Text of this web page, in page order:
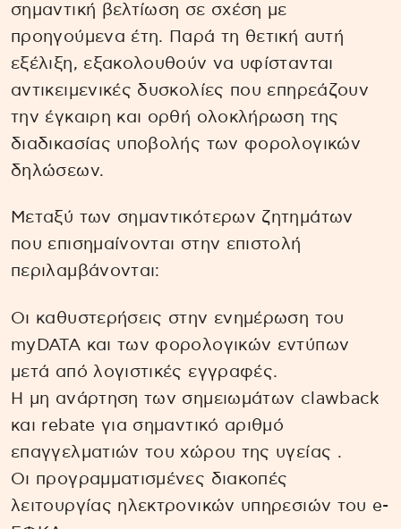
σημαντική βελτίωση σε σχέση με
προηγούμενα έτη. Παρά τη θετική αυτή
εξέλιξη, εξακολουθούν να υφίστανται
αντικειμενικές δυσκολίες που επηρεάζουν
την έγκαιρη και ορθή ολοκλήρωση της
διαδικασίας υποβολής των φορολογικών
δηλώσεων.
Μεταξύ των σημαντικότερων ζητημάτων
που επισημαίνονται στην επιστολή
περιλαμβάνονται:
Οι καθυστερήσεις στην ενημέρωση του
myDATA και των φορολογικών εντύπων
μετά από λογιστικές εγγραφές.
Η μη ανάρτηση των σημειωμάτων clawback
και rebate για σημαντικό αριθμό
επαγγελματιών του χώρου της υγείας .
Οι προγραμματισμένες διακοπές
λειτουργίας ηλεκτρονικών υπηρεσιών του e-